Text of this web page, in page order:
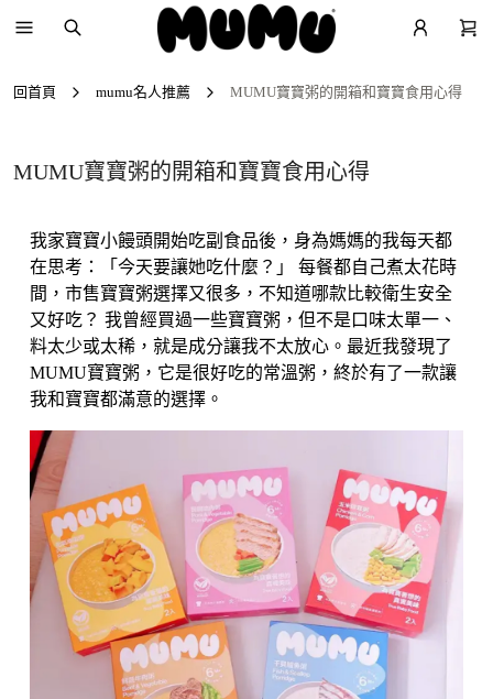
回首頁 mumu名人推薦 MUMU寶寶粥的開箱和寶寶食用心得
MUMU寶寶粥的開箱和寶寶食用心得
我家寶寶小饅頭開始吃副食品後，身為媽媽的我每天都
在思考：「今天要讓她吃什麼？」 每餐都自己煮太花時
間，市售寶寶粥選擇又很多，不知道哪款比較衛生安全
又好吃？ 我曾經買過一些寶寶粥，但不是口味太單一、
料太少或太稀，就是成分讓我不太放心。最近我發現了
MUMU寶寶粥，它是很好吃的常溫粥，終於有了一款讓
我和寶寶都滿意的選擇。